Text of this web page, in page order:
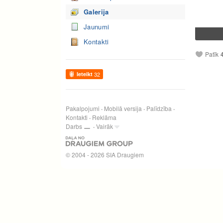
Galerija
Jaunumi
Kontakti
Ieteikt 32
Pakalpojumi Mobilā versija
Palīdzība
Kontakti
Reklāma
Darbs
Vairāk
© 2004 - 2026 SIA Draugiem
Patīk